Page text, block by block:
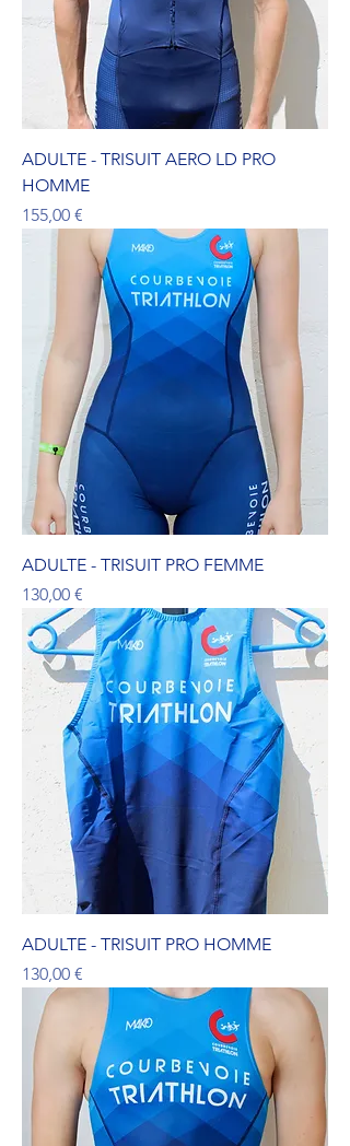
ADULTE - TRISUIT AERO LD PRO
HOMME
Prix
155,00 €
ADULTE - TRISUIT PRO FEMME
Prix
130,00 €
ADULTE - TRISUIT PRO HOMME
Prix
130,00 €